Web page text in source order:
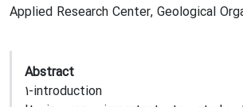
Applied Research Center, Geological
Abstract
1-introduction